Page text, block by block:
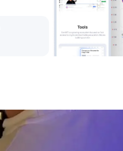
Usuarios registrados
23,224